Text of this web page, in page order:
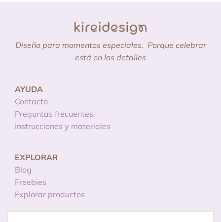
Diseño para momentos especiales. Porque celebrar
está en los detalles
AYUDA
Contacto
Preguntas frecuentes
Instrucciones y materiales
EXPLORAR
Blog
Freebies
Explorar productos